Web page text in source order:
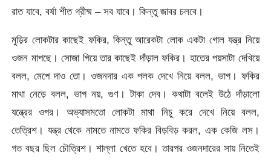
রাত যাবে, বর্ষা শীত গ্রীষ্ম – সব যাবে। কিন্তু জাবর চলবে।
মুড়ির লোকটার কাছেই ফকির, কিন্তু আরেকটা লোক একটা গোল যন্ত্র নিয়ে
ওজন মাপছে। সোজা গিয়ে তার কাছেই দাঁড়াল ফকির। হাতের পয়সাটা দেখিয়ে
বলল, মেপে দাও তো। ওজনদার এক পলক দেখে নিয়ে বলল, ভাগ। ফকির
মাথা নেড়ে বলল, ভাগ নয়, গুণ। টাকা দেব। কথাটা বলেই উঠে দাঁড়ালো
যন্ত্রের ওপর। অভ্যাসমতো লোকটা মাথা নিচু করে দেখে নিয়ে বলল,
তেত্রিশ। যন্ত্র থেকে নামতে নামতে ফকির বিড়বিড় করল, এক কেজি লস।
গত বছর ছিল চৌত্রিশ। শাল্লা খেতে হবে। তারপর ওজনদারের সায় নিতেই